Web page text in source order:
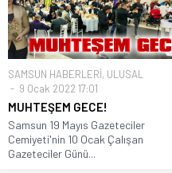
SAMSUN HABERLERİ, ULUSAL
9 Ocak 2022 17:01
MUHTEŞEM GECE!
Samsun 19 Mayıs Gazeteciler
Cemiyeti'nin 10 Ocak Çalışan
Gazeteciler Günü...